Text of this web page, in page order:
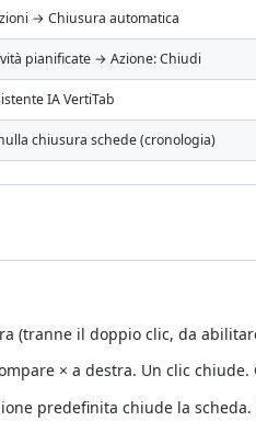
→ Chiusura automatica
pianificate → Azione: Chiudi
IA VertiTab
chiusura schede (cronologia)
(tranne il doppio clic, da
× a destra. Un clic
predefinita chiude la